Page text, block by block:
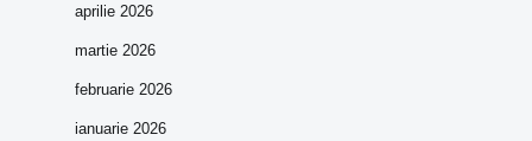
aprilie 2026
martie 2026
februarie 2026
ianuarie 2026